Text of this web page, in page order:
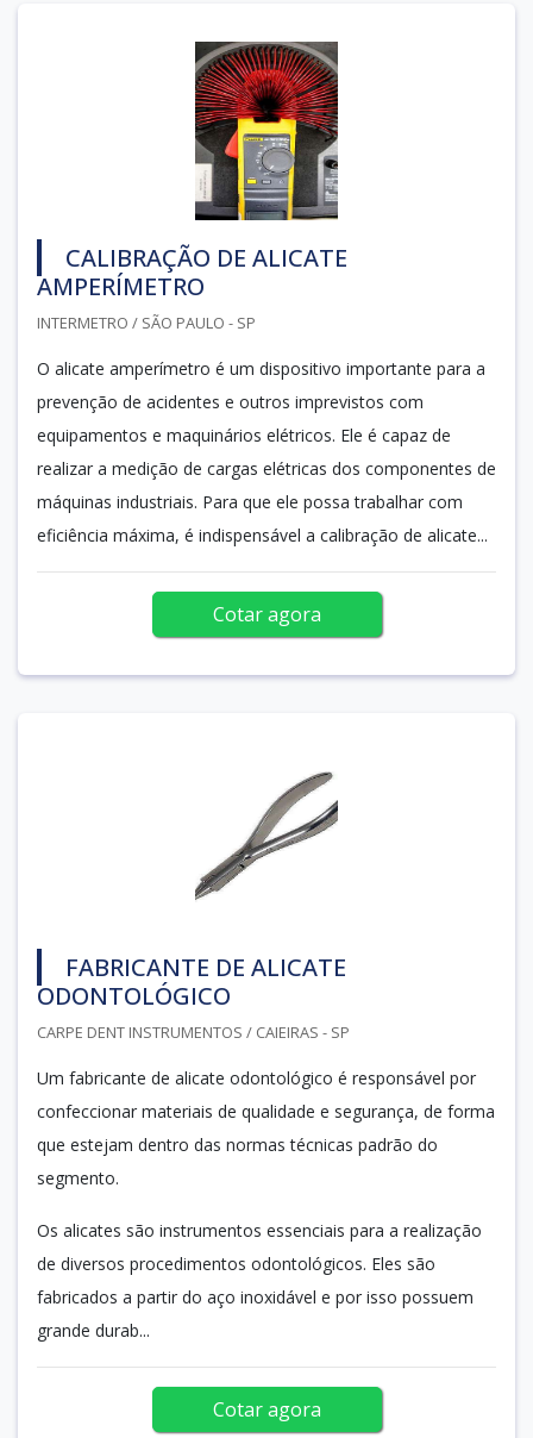
CALIBRAÇÃO DE ALICATE
AMPERÍMETRO
INTERMETRO / SÃO PAULO - SP
O alicate amperímetro é um dispositivo importante para a
prevenção de acidentes e outros imprevistos com
equipamentos e maquinários elétricos. Ele é capaz de
realizar a medição de cargas elétricas dos componentes de
máquinas industriais. Para que ele possa trabalhar com
eficiência máxima, é indispensável a calibração de alicate...
Cotar agora
FABRICANTE DE ALICATE
ODONTOLÓGICO
CARPE DENT INSTRUMENTOS / CAIEIRAS - SP
Um fabricante de alicate odontológico é responsável por
confeccionar materiais de qualidade e segurança, de forma
que estejam dentro das normas técnicas padrão do
segmento.
Os alicates são instrumentos essenciais para a realização
de diversos procedimentos odontológicos. Eles são
fabricados a partir do aço inoxidável e por isso possuem
grande durab...
Cotar agora